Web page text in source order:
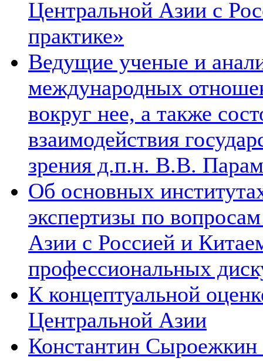
Центральной Азии с
практике»
Ведущие ученые и
международных
вокруг нее, а также
взаимодействия
зрения д.п.н. В.В.
Об основных
экспертизы по
Азии с Россией и
профессиональных
К концептуальной
Центральной Азии
Константин Сыроежкин